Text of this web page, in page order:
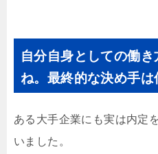
自分自身としての働
ね。最終的な決め手は
ある大手企業にも実は内定
いました。